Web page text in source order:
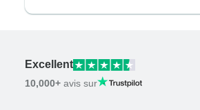
Excellent
10,000+ avis sur